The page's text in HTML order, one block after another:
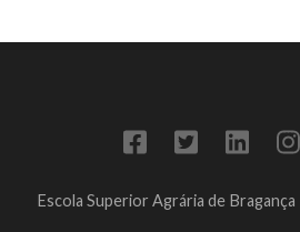
Escola Superior Agrária de Bragança